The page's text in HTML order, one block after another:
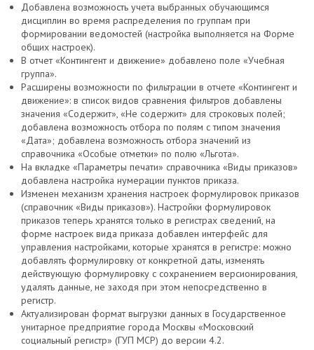
Добавлена возможность учета выбранных обучающимся
дисциплин во время распределения по группам при
формировании ведомостей (настройка выполняется на Форме
общих настроек).
В отчет «Контингент и движение» добавлено поле «Учебная
группа».
Расширены возможности по фильтрации в отчете «Контингент и
движение»: в список видов сравнения фильтров добавлены
значения «Содержит», «Не содержит» для строковых полей;
добавлена возможность отбора по полям с типом значения
«Дата»; добавлена возможность отбора значений из
справочника «Особые отметки» по полю «Льгота».
На вкладке «Параметры печати» справочника «Виды приказов»
добавлена настройка нумерации пунктов приказа.
Изменен механизм хранения настроек формулировок приказов
(справочник «Виды приказов»). Настройки формулировок
приказов теперь хранятся только в регистрах сведений, на
форме настроек вида приказа добавлен интерфейс для
управления настройками, которые хранятся в регистре: можно
добавлять формулировку от конкретной даты, изменять
действующую формулировку с сохранением версионирования,
удалять данные, не заходя при этом непосредственно в
регистр.
Актуализирован формат выгрузки данных в Государственное
унитарное предприятие города Москвы «Московский
социальный регистр» (ГУП МСР) до версии 4.2.